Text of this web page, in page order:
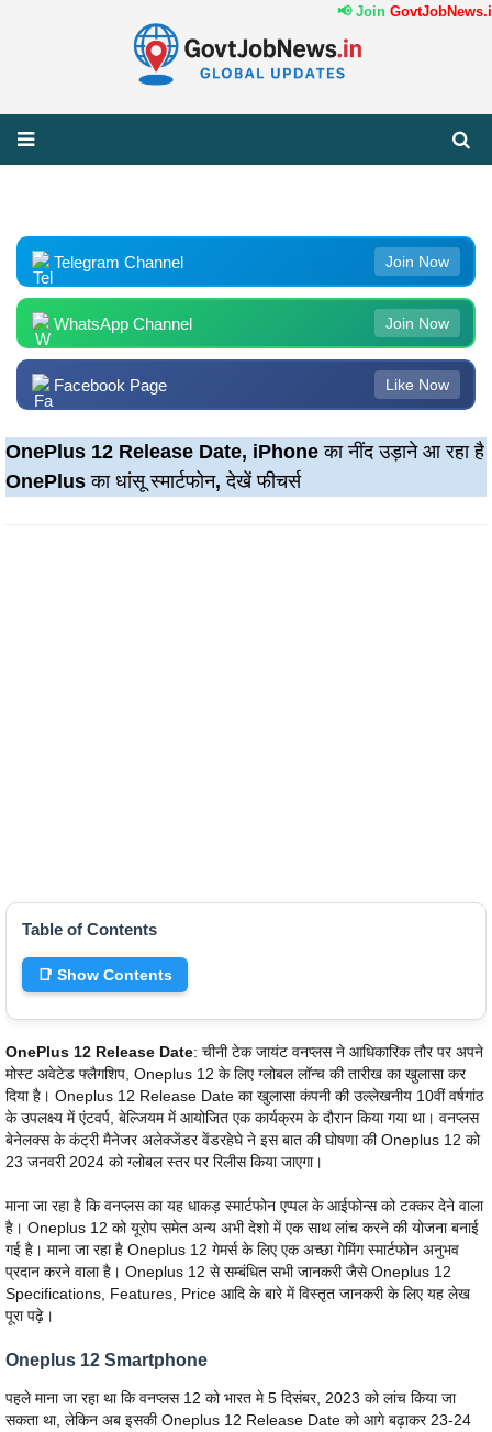
📢 Join GovtJobNews.in
Telegram Channel Join Now
WhatsApp Channel Join Now
Facebook Page Like Now
OnePlus 12 Release Date, iPhone का नींद उड़ाने आ रहा है
OnePlus का धांसू स्मार्टफोन, देखें फीचर्स
Table of Contents
📑 Show Contents
OnePlus 12 Release Date: चीनी टेक जायंट वनप्लस ने आधिकारिक तौर पर अपने
मोस्ट अवेटेड फ्लैगशिप, Oneplus 12 के लिए ग्लोबल लॉन्च की तारीख का खुलासा कर
दिया है। Oneplus 12 Release Date का खुलासा कंपनी की उल्लेखनीय 10वीं वर्षगांठ
के उपलक्ष्य में एंटवर्प, बेल्जियम में आयोजित एक कार्यक्रम के दौरान किया गया था। वनप्लस
बेनेलक्स के कंट्री मैनेजर अलेक्जेंडर वेंडरहेघे ने इस बात की घोषणा की Oneplus 12 को
23 जनवरी 2024 को ग्लोबल स्तर पर रिलीस किया जाएगा।
माना जा रहा है कि वनप्लस का यह धाकड़ स्मार्टफोन एप्पल के आईफोन्स को टक्कर देने वाला
है। Oneplus 12 को यूरोप समेत अन्य अभी देशो में एक साथ लांच करने की योजना बनाई
गई है। माना जा रहा है Oneplus 12 गेमर्स के लिए एक अच्छा गेमिंग स्मार्टफोन अनुभव
प्रदान करने वाला है। Oneplus 12 से सम्बंधित सभी जानकरी जैसे Oneplus 12
Specifications, Features, Price आदि के बारे में विस्तृत जानकरी के लिए यह लेख
पूरा पढ़े।
Oneplus 12 Smartphone
पहले माना जा रहा था कि वनप्लस 12 को भारत मे 5 दिसंबर, 2023 को लांच किया जा
सकता था, लेकिन अब इसकी Oneplus 12 Release Date को आगे बढ़ाकर 23-24